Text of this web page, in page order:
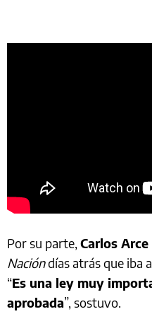
Por su parte, Carlos Arce
Nacióndías atrás que iba
“Es una ley muy
aprobada”, sostuvo.